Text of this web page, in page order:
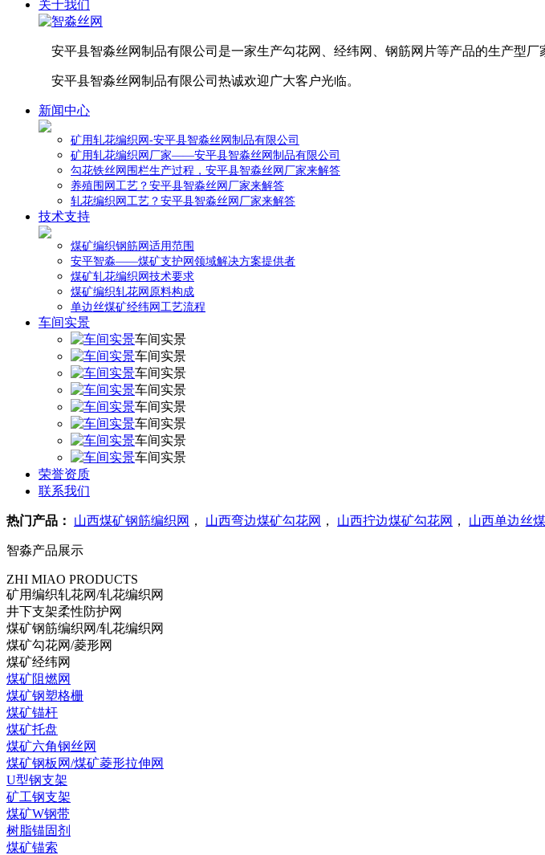
关于我们
安平县智淼丝网制品有限公司是一家生产勾花网、经纬网、钢筋网片等产品的生产型厂
安平县智淼丝网制品有限公司热诚欢迎广大客户光临。
新闻中心
矿用轧花编织网-安平县智淼丝网制品有限公司
矿用轧花编织网厂家——安平县智淼丝网制品有限公司
勾花铁丝网围栏生产过程，安平县智淼丝网厂家来解答
养殖围网工艺？安平县智淼丝网厂家来解答
轧花编织网工艺？安平县智淼丝网厂家来解答
技术支持
煤矿编织钢筋网适用范围
安平智淼——煤矿支护网领域解决方案提供者
煤矿轧花编织网技术要求
煤矿编织轧花网原料构成
单边丝煤矿经纬网工艺流程
车间实景
车间实景
车间实景
车间实景
车间实景
车间实景
车间实景
车间实景
车间实景
荣誉资质
联系我们
热门产品： 山西煤矿钢筋编织网 ， 山西弯边煤矿勾花网 ， 山西拧边煤矿勾花网 ， 山西单边丝
智淼产品展示
ZHI MIAO PRODUCTS
矿用编织轧花网/轧花编织网
井下支架柔性防护网
煤矿钢筋编织网/轧花编织网
煤矿勾花网/菱形网
煤矿经纬网
煤矿阻燃网
煤矿钢塑格栅
煤矿锚杆
煤矿托盘
煤矿六角钢丝网
煤矿钢板网/煤矿菱形拉伸网
U型钢支架
矿工钢支架
煤矿W钢带
树脂锚固剂
煤矿锚索